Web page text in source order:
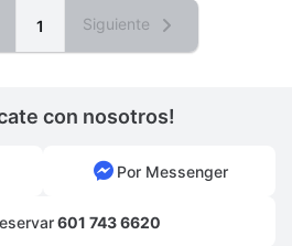
1 Siguiente
con nosotros!
Por Messenger
601 743 6620